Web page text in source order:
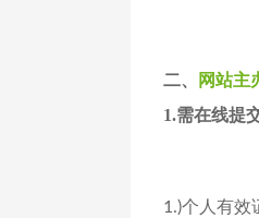
二、
网站主
1.需在线提
1.)个人有效